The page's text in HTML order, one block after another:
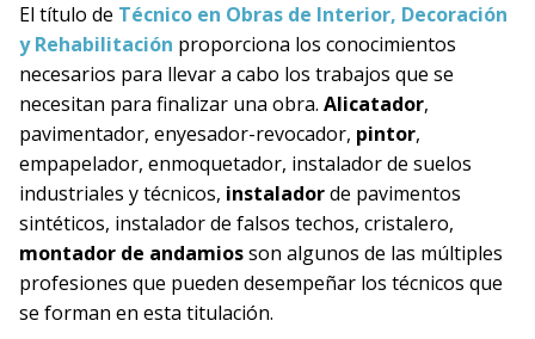
El título de Técnico en Obras de Interior, Decoración
y Rehabilitación proporciona los conocimientos
necesarios para llevar a cabo los trabajos que se
necesitan para finalizar una obra. Alicatador,
pavimentador, enyesador-revocador, pintor,
empapelador, enmoquetador, instalador de suelos
industriales y técnicos, instaladorde pavimentos
sintéticos, instalador de falsos techos, cristalero,
montador de andamiosson algunos de las múltiples
profesiones que pueden desempeñar los técnicos que
se forman en esta titulación.